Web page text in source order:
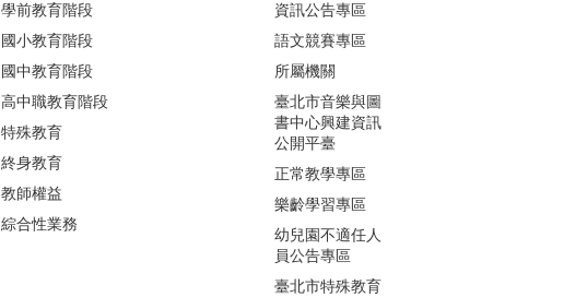
學前教育階段
國小教育階段
國中教育階段
高中職教育階段
特殊教育
終身教育
教師權益
綜合性業務
資訊公告專區
語文競賽專區
所屬機關
臺北市音樂與圖
書中心興建資訊
公開平臺
正常教學專區
樂齡學習專區
幼兒園不適任人
員公告專區
臺北市特殊教育